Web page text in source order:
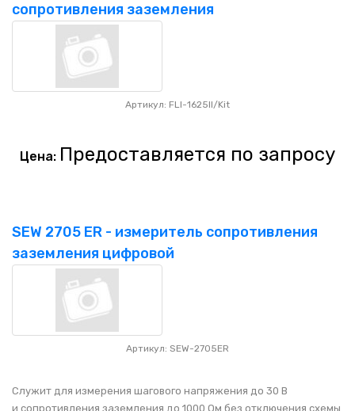
сопротивления заземления
Артикул: FLI-1625II/Kit
Цена: Предоставляется по запросу
SEW 2705 ER - измеритель сопротивления
заземления цифровой
Артикул: SEW-2705ER
Служит для измерения шагового напряжения до 30 В
и сопротивления заземления до 1000 Ом без отключения схемы